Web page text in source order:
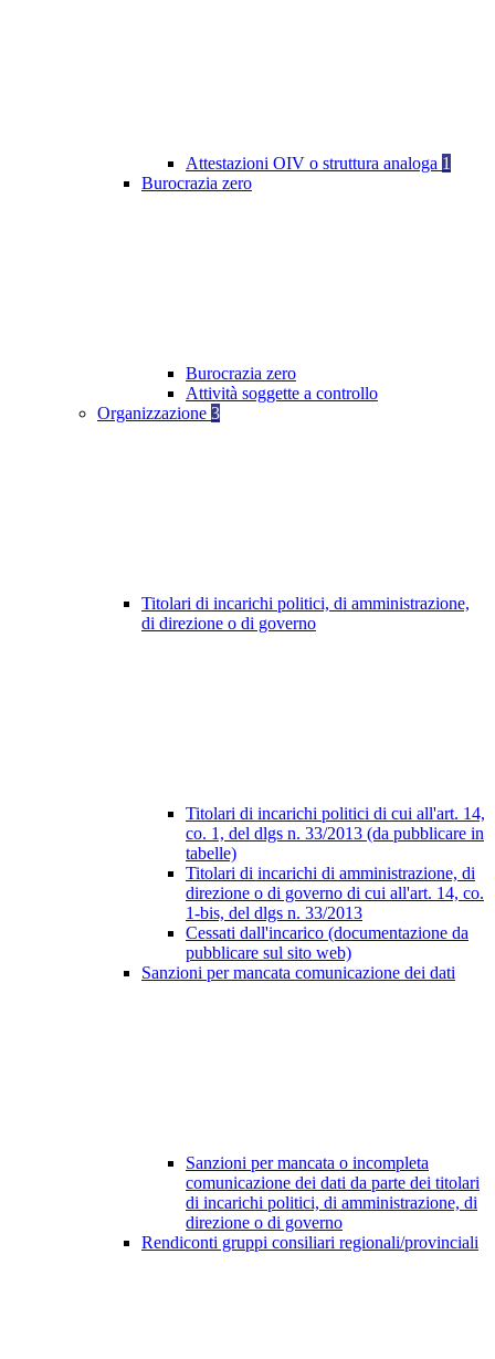
Attestazioni OIV o struttura analoga 1
Burocrazia zero
Burocrazia zero
Attività soggette a controllo
Organizzazione 3
Titolari di incarichi politici, di amministrazione,
di direzione o di governo
Titolari di incarichi politici di cui all'art. 14,
co. 1, del dlgs n. 33/2013 (da pubblicare in
tabelle)
Titolari di incarichi di amministrazione, di
direzione o di governo di cui all'art. 14, co.
1-bis, del dlgs n. 33/2013
Cessati dall'incarico (documentazione da
pubblicare sul sito web)
Sanzioni per mancata comunicazione dei dati
Sanzioni per mancata o incompleta
comunicazione dei dati da parte dei titolari
di incarichi politici, di amministrazione, di
direzione o di governo
Rendiconti gruppi consiliari regionali/provinciali